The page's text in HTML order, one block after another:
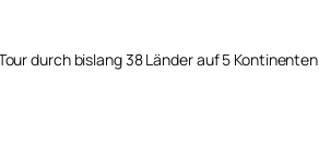
durch bislang 38 Länder auf 5 Kontinenten